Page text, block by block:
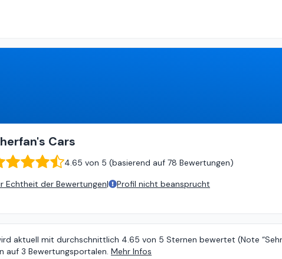
Cars
4.65 von 5 (basierend auf 78 Bewertungen)
Echtheit der Bewertungen| Profil nicht beansprucht
aktuell mit durchschnittlich 4.65 von 5 Sternen bewertet (Note
auf 3 Bewertungsportalen. Mehr Infos